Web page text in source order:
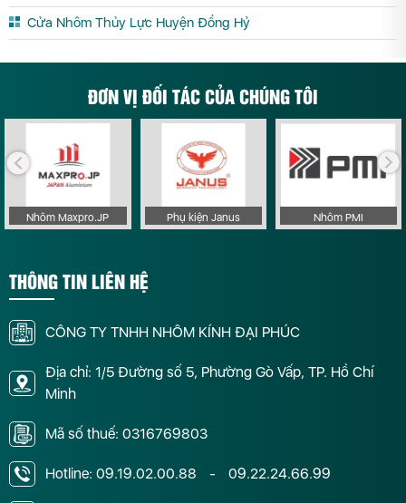
Cửa Nhôm Thủy Lực Huyện Đồng Hỷ
ĐƠN VỊ ĐỐI TÁC CỦA CHÚNG TÔI
Nhôm Maxpro.JP Phụ kiện Janus Nhôm PMI
THÔNG TIN LIÊN HỆ
CÔNG TY TNHH NHÔM KÍNH ĐẠI PHÚC
Địa chỉ: 1/5 Đường số 5, Phường Gò Vấp, TP. Hồ Chí
Minh
Mã số thuế: 0316769803
Hotline: 09.19.02.00.88 - 09.22.24.66.99